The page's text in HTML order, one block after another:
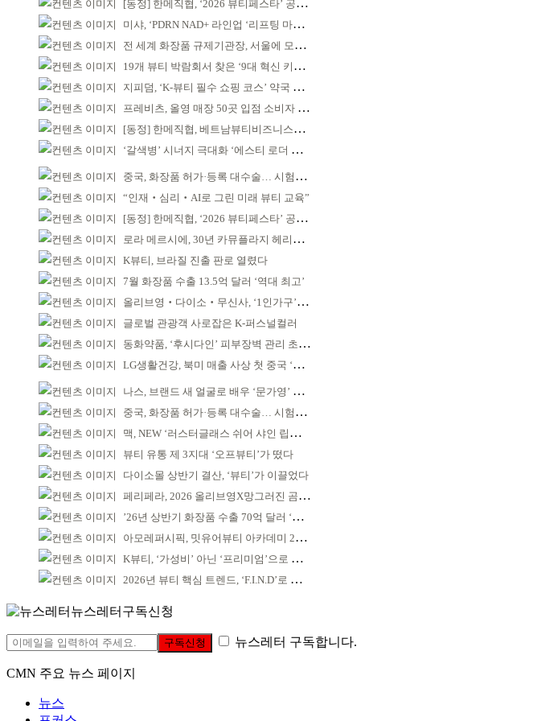
[동정] 한메직협, ‘2026 뷰티페스타’ 공동 주최
미샤, ‘PDRN NAD+ 라인업 ‘리프팅 마스크’ 출시
전 세계 화장품 규제기관장, 서울에 모인다
19개 뷰티 박람회서 찾은 ‘9대 혁신 키워드’
지피덤, ‘K-뷰티 필수 쇼핑 코스’ 약국 공략
프레비츠, 올영 매장 50곳 입점 소비자 접점 강화
[동정] 한메직협, 베트남뷰티비즈니스협회와 MOU
‘갈색병’ 시너지 극대화 ‘에스티 로더 스킨부스터’ 출시
중국, 화장품 허가·등록 대수술… 시험자료 공용 허용
“인재‧심리‧AI로 그린 미래 뷰티 교육”
[동정] 한메직협, ‘2026 뷰티페스타’ 공동 주최
로라 메르시에, 30년 카뮤플라지 헤리티지 담아
K뷰티, 브라질 진출 판로 열렸다
7월 화장품 수출 13.5억 달러 ‘역대 최고’
올리브영‧다이소‧무신사, ‘1인가구’가 이끈다
글로벌 관광객 사로잡은 K-퍼스널컬러
동화약품, ‘후시다인’ 피부장벽 관리 초점 ‘리브랜딩’
LG생활건강, 북미 매출 사상 첫 중국 ‘추월’
나스, 브랜드 새 얼굴로 배우 ‘문가영’ 발탁
중국, 화장품 허가·등록 대수술… 시험자료 공용 허용
맥, NEW ‘러스터글래스 쉬어 샤인 립스틱’ 출시
뷰티 유통 제 3지대 ‘오프뷰티’가 떴다
다이소몰 상반기 결산, ‘뷰티’가 이끌었다
페리페라, 2026 올리브영X망그러진 곰 콜라보
’26년 상반기 화장품 수출 70억 달러 ‘역대 최고’
아모레퍼시픽, 밋유어뷰티 아카데미 2기 발대식
K뷰티, ‘가성비’ 아닌 ‘프리미엄’으로 승부걸어야
2026년 뷰티 핵심 트렌드, ‘F.I.N.D’로 읽는다
뉴스레터구독신청
구독신청 뉴스레터 구독합니다.
CMN 주요 뉴스 페이지
뉴스